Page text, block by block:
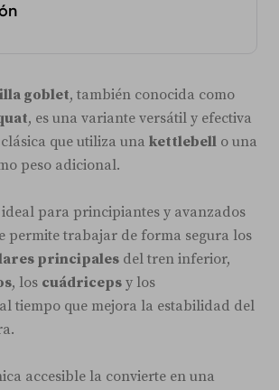
goblet, también conocida como
, es una variante versátil y efectiva
que utiliza una kettlebell o una
peso adicional.
ideal para principiantes y avanzados
permite trabajar de forma segura los
principales del tren inferior,
, los cuádriceps y los
tiempo que mejora la estabilidad del
accesible la convierte en una